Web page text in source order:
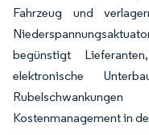
Fahrzeug und
begünstigt
elektronische
Kostenmanagement in